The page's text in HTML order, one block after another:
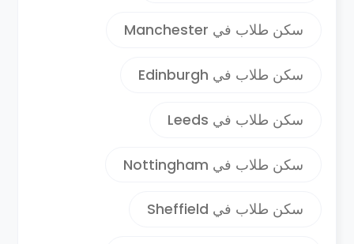
تعتبر بريستول ايضا وجهه سياحيه شهيره كما
سياحيه بالعالم كما تعتبر مكانا رائعا للعيش
والدراسه بالنسبه لطلاب الجامعات حيث يتوفر
بها كل ما يلزم لتحظي بتجربه مميزه اثناء
الاقامه بالمملكه المتحده .
سكن طلاب في Manchester
سكن طلاب في Edinburgh
سكن طلاب في Leeds
سكن طلاب في Nottingham
سكن طلاب في Sheffield